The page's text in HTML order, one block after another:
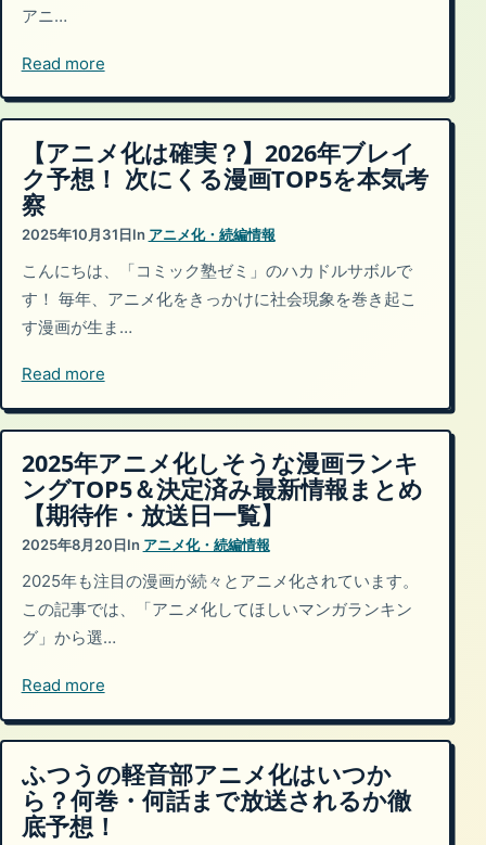
アニ…
Read more
【アニメ化は確実？】2026年ブレイ
ク予想！ 次にくる漫画TOP5を本気考
察
2025年10月31日In アニメ化・続編情報
こんにちは、「コミック塾ゼミ」のハカドルサボルで
す！ 毎年、アニメ化をきっかけに社会現象を巻き起こ
す漫画が生ま…
Read more
2025年アニメ化しそうな漫画ランキ
ングTOP5＆決定済み最新情報まとめ
【期待作・放送日一覧】
2025年8月20日In アニメ化・続編情報
2025年も注目の漫画が続々とアニメ化されています。
この記事では、「アニメ化してほしいマンガランキン
グ」から選…
Read more
ふつうの軽音部アニメ化はいつか
ら？何巻・何話まで放送されるか徹
底予想！